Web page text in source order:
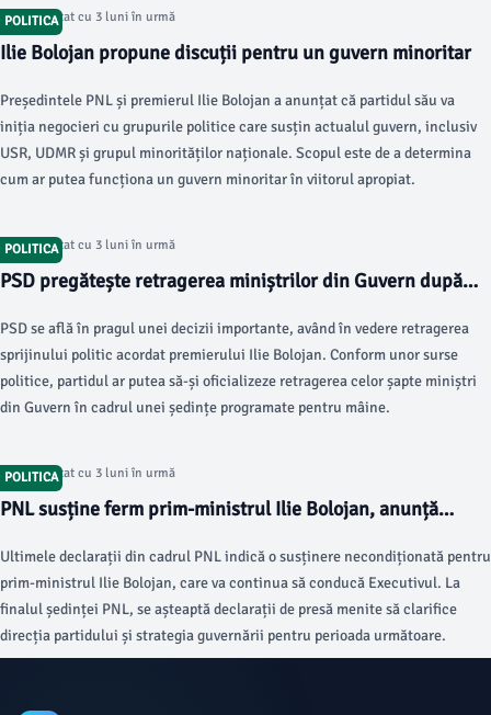
POLITICA
Articol postat cu 3 luni în urmă
Ilie Bolojan propune discuții pentru un guvern minoritar
Președintele PNL și premierul Ilie Bolojan a anunțat că partidul său va
iniția negocieri cu grupurile politice care susțin actualul guvern, inclusiv
USR, UDMR și grupul minorităților naționale. Scopul este de a determina
cum ar putea funcționa un guvern minoritar în viitorul apropiat.
POLITICA
Articol postat cu 3 luni în urmă
PSD pregătește retragerea miniștrilor din Guvern după
PSD se află în pragul unei decizii importante, având în vedere retragerea
sprijinului politic acordat premierului Ilie Bolojan. Conform unor surse
politice, partidul ar putea să-și oficializeze retragerea celor șapte miniștri
din Guvern în cadrul unei ședințe programate pentru mâine.
POLITICA
Articol postat cu 3 luni în urmă
PNL susține ferm prim-ministrul Ilie Bolojan, anunță
Ultimele declarații din cadrul PNL indică o susținere necondiționată pentru
prim-ministrul Ilie Bolojan, care va continua să conducă Executivul. La
finalul ședinței PNL, se așteaptă declarații de presă menite să clarifice
direcția partidului și strategia guvernării pentru perioada următoare.